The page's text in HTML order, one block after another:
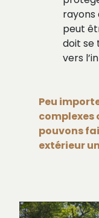
rayons
peut
doit se
vers
Peu
complexes
pouvons
extérieur